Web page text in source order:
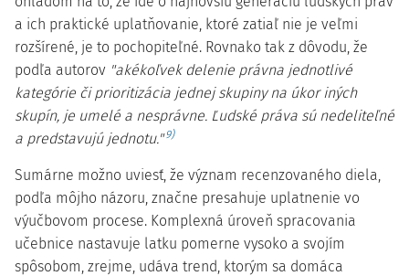
a ich praktické uplatňovanie, ktoré zatiaľ nie je veľmi
rozšírené, je to pochopiteľné. Rovnako tak z dôvodu, že
podľa autorov "akékoľvek delenie právna jednotlivé
kategórie či prioritizácia jednej skupiny na úkor iných
skupín, je umelé a nesprávne. Ľudské práva sú nedeliteľné
a predstavujú jednotu."9)
Sumárne možno uviesť, že význam recenzovaného diela,
podľa môjho názoru, značne presahuje uplatnenie vo
výučbovom procese. Komplexná úroveň spracovania
učebnice nastavuje latku pomerne vysoko a svojím
spôsobom, zrejme, udáva trend, ktorým sa domáca